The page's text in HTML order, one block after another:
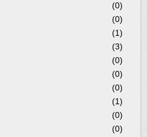
(0)
(0)
(1)
(3)
(0)
(0)
(0)
(1)
(0)
(0)